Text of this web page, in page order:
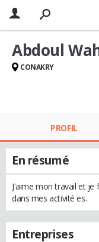
Abdoul
CONAKRY
PROFIL
En résumé
J'aime mon travail et
dans mes activité es.
Entreprises